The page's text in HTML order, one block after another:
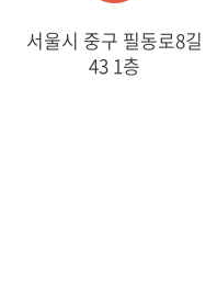
서울시 중구 필동로8길
43 1층